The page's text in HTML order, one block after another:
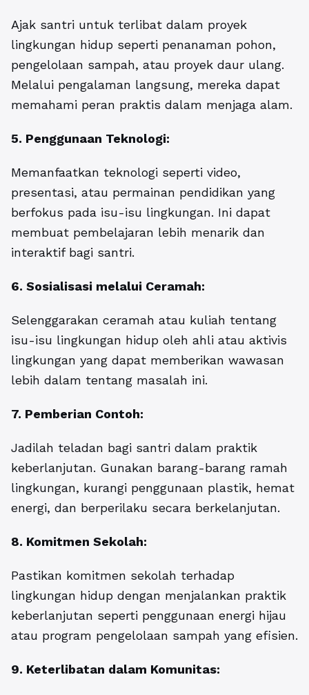
Ajak santri untuk terlibat dalam proyek
lingkungan hidup seperti penanaman pohon,
pengelolaan sampah, atau proyek daur ulang.
Melalui pengalaman langsung, mereka dapat
memahami peran praktis dalam menjaga alam.
5. Penggunaan Teknologi:
Memanfaatkan teknologi seperti video,
presentasi, atau permainan pendidikan yang
berfokus pada isu-isu lingkungan. Ini dapat
membuat pembelajaran lebih menarik dan
interaktif bagi santri.
6. Sosialisasi melalui Ceramah:
Selenggarakan ceramah atau kuliah tentang
isu-isu lingkungan hidup oleh ahli atau aktivis
lingkungan yang dapat memberikan wawasan
lebih dalam tentang masalah ini.
7. Pemberian Contoh:
Jadilah teladan bagi santri dalam praktik
keberlanjutan. Gunakan barang-barang ramah
lingkungan, kurangi penggunaan plastik, hemat
energi, dan berperilaku secara berkelanjutan.
8. Komitmen Sekolah:
Pastikan komitmen sekolah terhadap
lingkungan hidup dengan menjalankan praktik
keberlanjutan seperti penggunaan energi hijau
atau program pengelolaan sampah yang efisien.
9. Keterlibatan dalam Komunitas: